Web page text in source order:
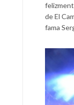
de El
fama